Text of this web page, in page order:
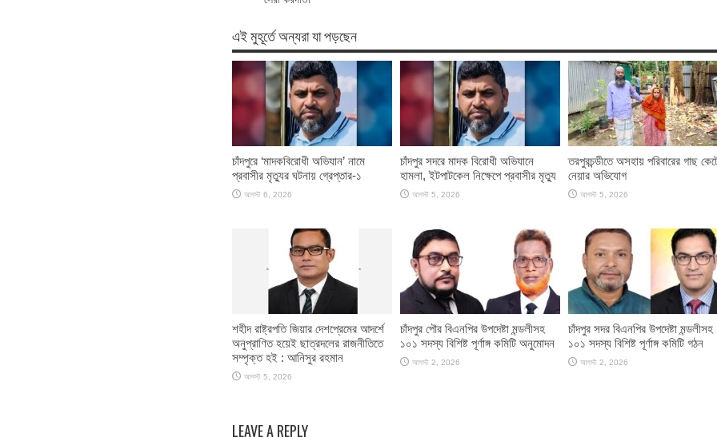
এই মুহূর্তে অন্যরা যা পড়ছেন
চাঁদপুরে ‘মাদকবিরোধী অভিযান’ নামে
প্রবাসীর মৃত্যুর ঘটনায় গ্রেপ্তার-১
আগস্ট 6, 2026
চাঁদপুর সদরে মাদক বিরোধী অভিযানে
হামলা, ইটপাটকেল নিক্ষেপে প্রবাসীর মৃত্যু
আগস্ট 5, 2026
তরপুরচন্ডীতে অসহায় পরিবারের গাছ
নেয়ার অভিযোগ
আগস্ট 5, 2026
শহীদ রাষ্ট্রপতি জিয়ার দেশপ্রেমের আদর্শে
অনুপ্রাণিত হয়েই ছাত্রদলের রাজনীতিতে
সম্পৃক্ত হই : আনিসুর রহমান
আগস্ট 5, 2026
চাঁদপুর পৌর বিএনপির উপদেষ্টা মন্ডলীসহ
১০১ সদস্য বিশিষ্ট পূর্ণাঙ্গ কমিটি অনুমোদন
আগস্ট 2, 2026
চাঁদপুর সদর বিএনপির উপদেষ্টা মন্ডলীসহ
১০১ সদস্য বিশিষ্ট পূর্ণাঙ্গ কমিটি গঠন
আগস্ট 2, 2026
LEAVE A REPLY